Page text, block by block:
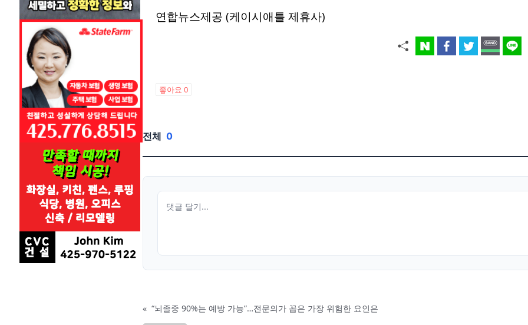
연합뉴스제공 (케이시애틀 제휴사)
좋아요 0
전체 0
« “뇌졸중 90%는 예방 가능”…전문의가 꼽은 가장 위험한 요인은